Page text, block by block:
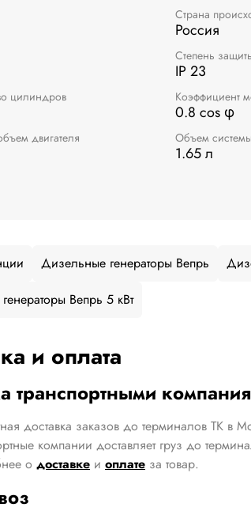
Страна
Россия
Степень
IP 23
цилиндров Коэффициент
0.8 cos φ
двигателя Объем
1.65 л
Дизельные генераторы Вепрь
Вепрь 5 кВт
и оплата
транспортными
доставка заказов до терминалов ТК в
компании доставляет груз до
о доставке и оплате за товар.